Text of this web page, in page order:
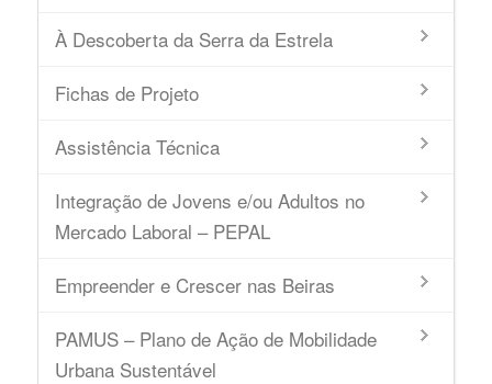
À Descoberta da Serra da Estrela
Fichas de Projeto
Assistência Técnica
Integração de Jovens e/ou Adultos no
Mercado Laboral – PEPAL
Empreender e Crescer nas Beiras
PAMUS – Plano de Ação de Mobilidade
Urbana Sustentável